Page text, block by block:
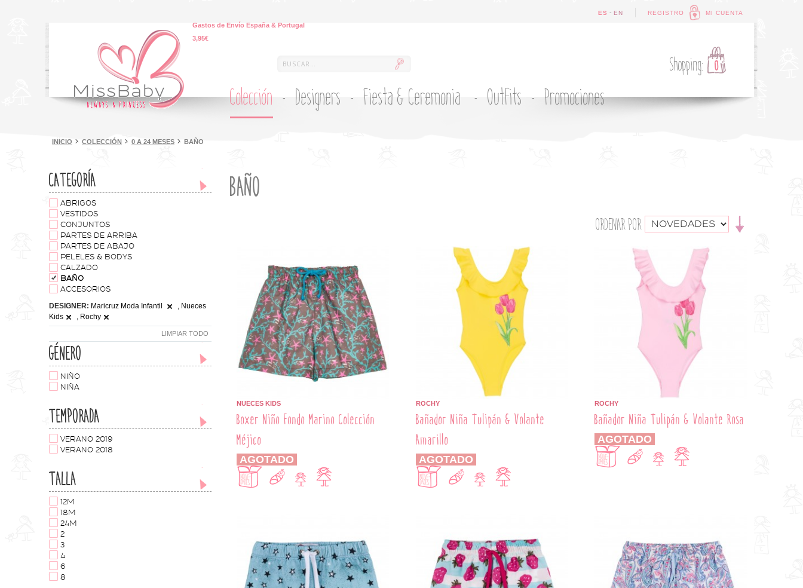
Gastos de Envío España & Portugal
3,95€
REGISTRO MI CUENTA
ES - EN
Shopping: 0
Colección Designers Fiesta & Ceremonia Outfits Promociones
INICIO COLECCIÓN 0 A 24 MESES BAÑO
CATEGORÍA
ABRIGOS
VESTIDOS
CONJUNTOS
PARTES DE ARRIBA
PARTES DE ABAJO
PELELES & BODYS
CALZADO
BAÑO
ACCESORIOS
DESIGNER: Maricruz Moda Infantil
, Nueces
Kids
, Rochy
LIMPIAR TODO
GÉNERO
NIÑO
NIÑA
TEMPORADA
VERANO 2019
VERANO 2018
TALLA
12M
18M
24M
2
3
4
6
8
BAÑO
ORDENAR POR
NUECES KIDS
Boxer Niño Fondo Marino Colección
Méjico
AGOTADO
ROCHY
Bañador Niña Tulipán & Volante
Amarillo
AGOTADO
ROCHY
Bañador Niña Tulipán & Volante Rosa
AGOTADO